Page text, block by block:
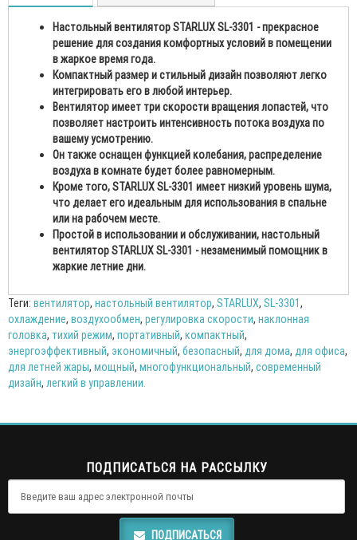
Настольный вентилятор STARLUX SL-3301 - прекрасное
решение для создания комфортных условий в помещении
в жаркое время года.
Компактный размер и стильный дизайн позволяют легко
интегрировать его в любой интерьер.
Вентилятор имеет три скорости вращения лопастей, что
позволяет настроить интенсивность потока воздуха по
вашему усмотрению.
Он также оснащен функцией колебания, распределение
воздуха в комнате будет более равномерным.
Кроме того, STARLUX SL-3301 имеет низкий уровень шума,
что делает его идеальным для использования в спальне
или на рабочем месте.
Простой в использовании и обслуживании, настольный
вентилятор STARLUX SL-3301 - незаменимый помощник в
жаркие летние дни.
Теги: вентилятор, настольный вентилятор, STARLUX, SL-3301,
охлаждение, воздухообмен, регулировка скорости, наклонная
головка, тихий режим, портативный, компактный,
энергоэффективный, экономичный, безопасный, для дома, для офиса,
для летней жары, мощный, многофункциональный, современный
дизайн, легкий в управлении.
ПОДПИСАТЬСЯ НА РАССЫЛКУ
ПОДПИСАТЬСЯ